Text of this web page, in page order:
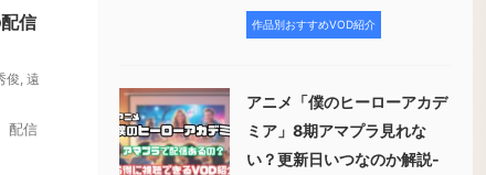
信
俊, 遠
配信
作品別おすすめVOD紹介
アニメ「僕のヒーローアカデ
ミア」8期アマプラ見れな
い？更新日いつなのか解説-